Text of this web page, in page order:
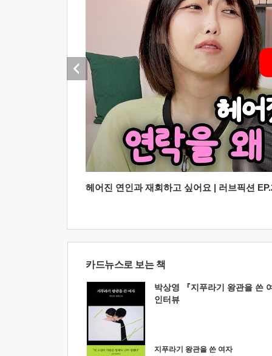
헤어진 연인과 재회하고 싶어요 | 러브픽션
카드뉴스로 보는 책
박상영 『지푸라기 왕관을 쓴
인터뷰
지푸라기 왕관을 쓴 여자